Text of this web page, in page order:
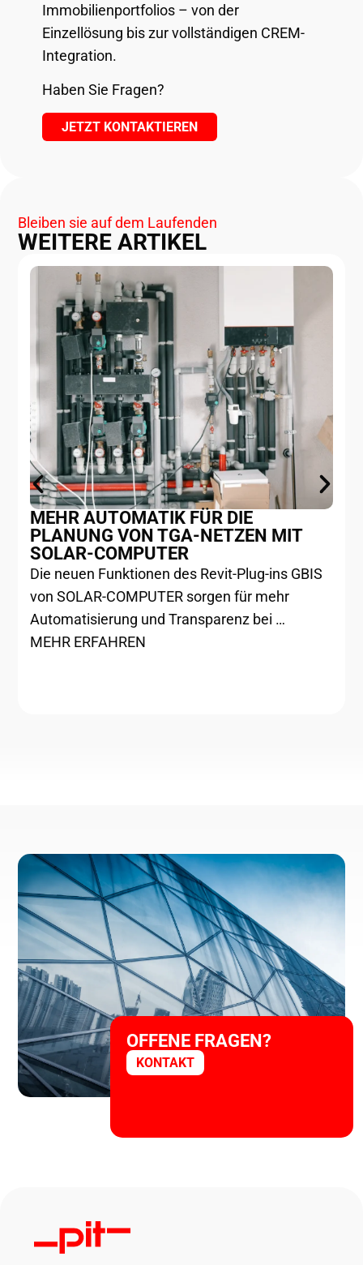
Immobilienportfolios – von der
Einzellösung bis zur vollständigen CREM-
Integration.
Haben Sie Fragen?
JETZT KONTAKTIEREN
Bleiben sie auf dem Laufenden
WEITERE ARTIKEL
MEHR AUTOMATIK FÜR DIE
PLANUNG VON TGA-NETZEN MIT
SOLAR-COMPUTER
Die neuen Funktionen des Revit-Plug-ins GBIS
von SOLAR-COMPUTER sorgen für mehr
Automatisierung und Transparenz bei …
MEHR ERFAHREN
OFFENE FRAGEN?
KONTAKT